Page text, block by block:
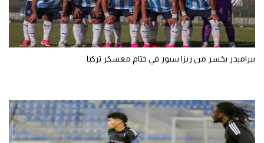
بيراميدز يخسر من ريزا سبور في ختام معسكر تركيا